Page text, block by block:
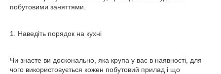
побутовими заняттями.
1. Наведіть порядок на кухні
Чи знаєте ви досконально, яка крупа у вас в наявності, для
чого використовується кожен побутовий прилад і що